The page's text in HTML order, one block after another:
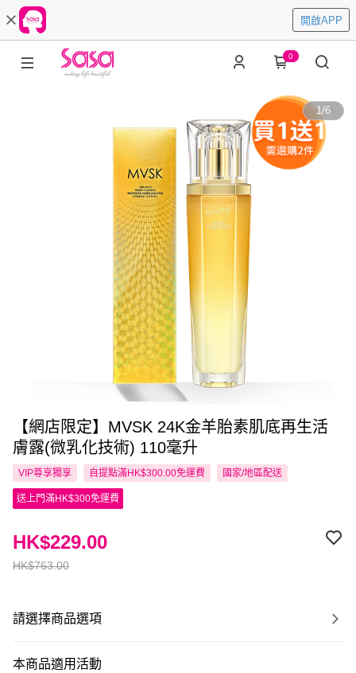
開啟APP
0
1/6
【網店限定】MVSK 24K金羊胎素肌底再生活
膚露(微乳化技術) 110毫升
VIP尊享獨享 自提點滿HK$300.00免運費 國家/地區配送
送上門滿HK$300免運費
HK$763.00
HK$229.00
請選擇商品選項
本商品適用活動